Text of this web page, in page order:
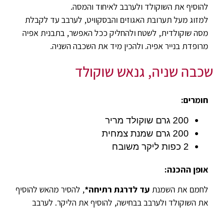
להוסיף את השוקולד ולערבב לאיחוד והמסה.
למזוג מעל תערובת האגוזים והבסקוויט, לערבב עד לקבלת
מסה שוקולדית, לשטח ולהחליק ככל האפשר, בתבנית אפיה
מרופדת בנייר אפיה. ולהכין מיד את השכבה השניה.
שכבה שניה, גנאש שוקולד
חומרים:
200 גרם שוקולד מריר
200 גרם שמנת צמחית
2 כפות ליקר משובח
אופן ההכנה:
לחמם את השמנת עד לדרגת רתיחה*, להסיר מהאש להוסיף
את השוקולד ולערבב בבחישה, להוסיף את הליקר. לערבב